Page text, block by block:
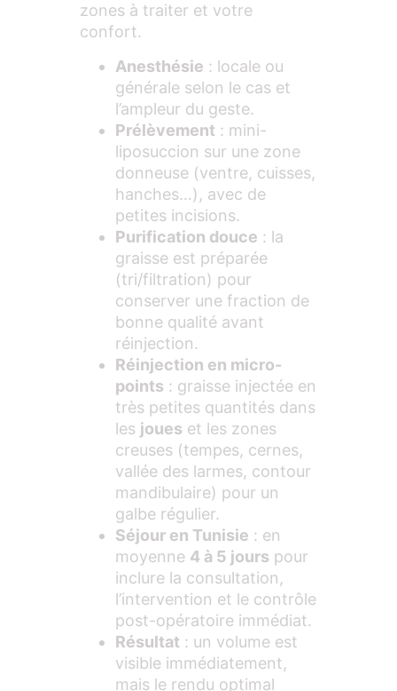
zones à traiter et votre
confort.
Anesthésie : locale ou
générale selon le cas et
l’ampleur du geste.
Prélèvement : mini-
liposuccion sur une zone
donneuse (ventre, cuisses,
hanches…), avec de
petites incisions.
Purification douce : la
graisse est préparée
(tri/filtration) pour
conserver une fraction de
bonne qualité avant
réinjection.
Réinjection en micro-
points : graisse injectée en
très petites quantités dans
les joues et les zones
creuses (tempes, cernes,
vallée des larmes, contour
mandibulaire) pour un
galbe régulier.
Séjour en Tunisie : en
moyenne 4 à 5 jours pour
inclure la consultation,
l’intervention et le contrôle
post-opératoire immédiat.
Résultat : un volume est
visible immédiatement,
mais le rendu optimal